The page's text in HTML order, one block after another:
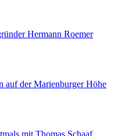
Hermann Roemer
auf der Marienburger Höhe
mit Thomas Schaaf